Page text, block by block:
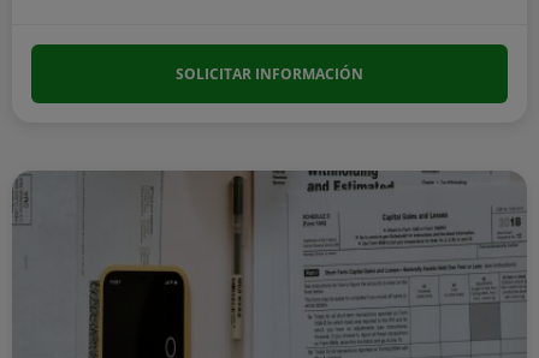
SOLICITAR INFORMACIÓN